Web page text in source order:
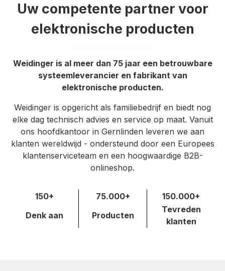
Uw competente partner voor
elektronische producten
Weidinger is al meer dan 75 jaar een betrouwbare
systeemleverancier en fabrikant van
elektronische producten.
Weidinger is opgericht als familiebedrijf en biedt nog
elke dag technisch advies en service op maat. Vanuit
ons hoofdkantoor in Gernlinden leveren we aan
klanten wereldwijd - ondersteund door een Europees
klantenserviceteam en een hoogwaardige B2B-
onlineshop.
150+ 75.000+
150.000+
Denk aan
Producten
Tevreden
klanten